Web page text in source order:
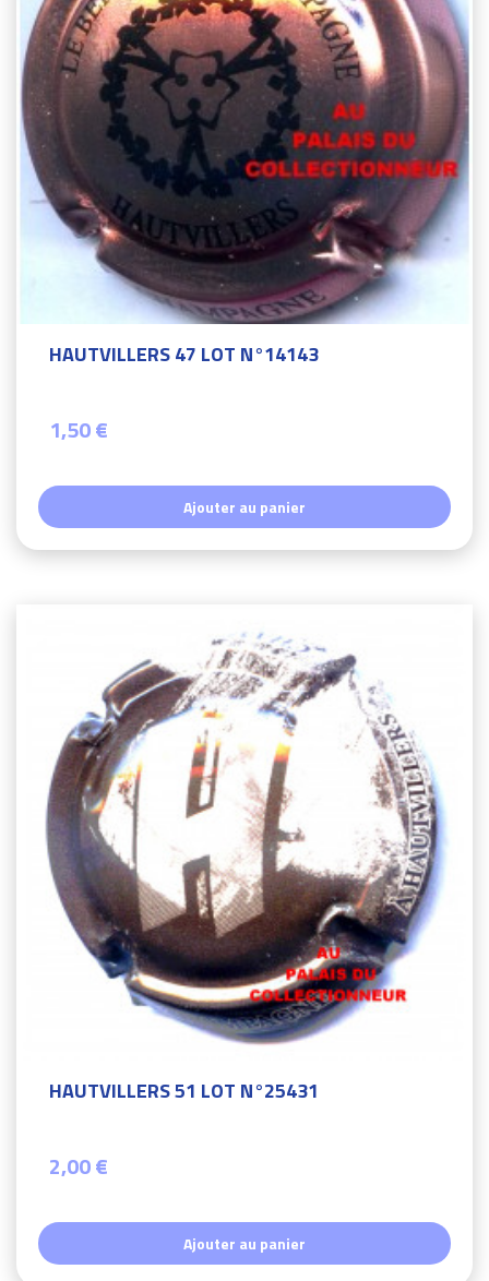
HAUTVILLERS 47 LOT N°14143
1,50 €
Ajouter au panier
HAUTVILLERS 51 LOT N°25431
2,00 €
Ajouter au panier